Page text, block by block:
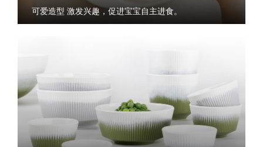
可爱造型 激发兴趣，促进宝宝自主进食。